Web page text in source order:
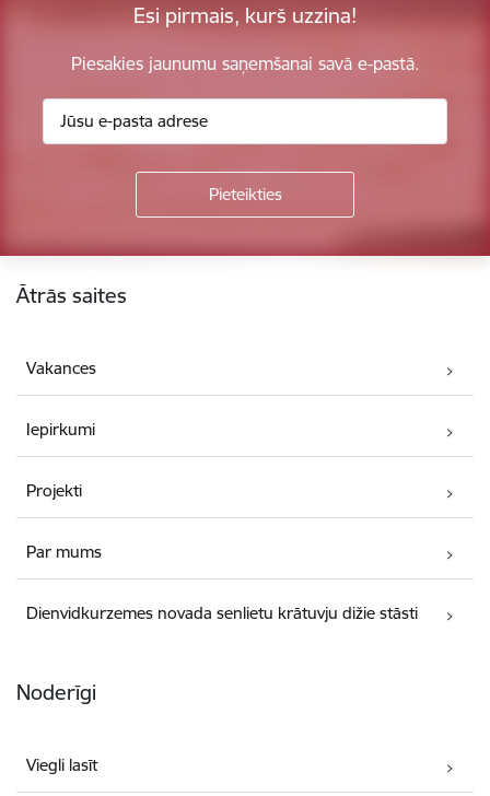
Esi pirmais, kurš uzzina!
Piesakies jaunumu saņemšanai savā e-pastā.
Ātrās saites
Vakances
Iepirkumi
Projekti
Par mums
Dienvidkurzemes novada senlietu krātuvju dižie stāsti
Noderīgi
Viegli lasīt